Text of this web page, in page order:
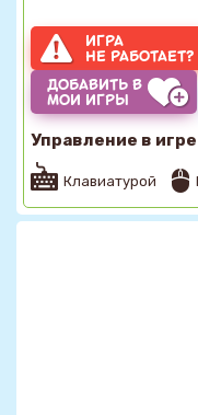
ИГРА
НЕ РАБОТАЕТ?
ДОБАВИТЬ В
МОИ ИГРЫ
Управление в игре
Клавиатурой